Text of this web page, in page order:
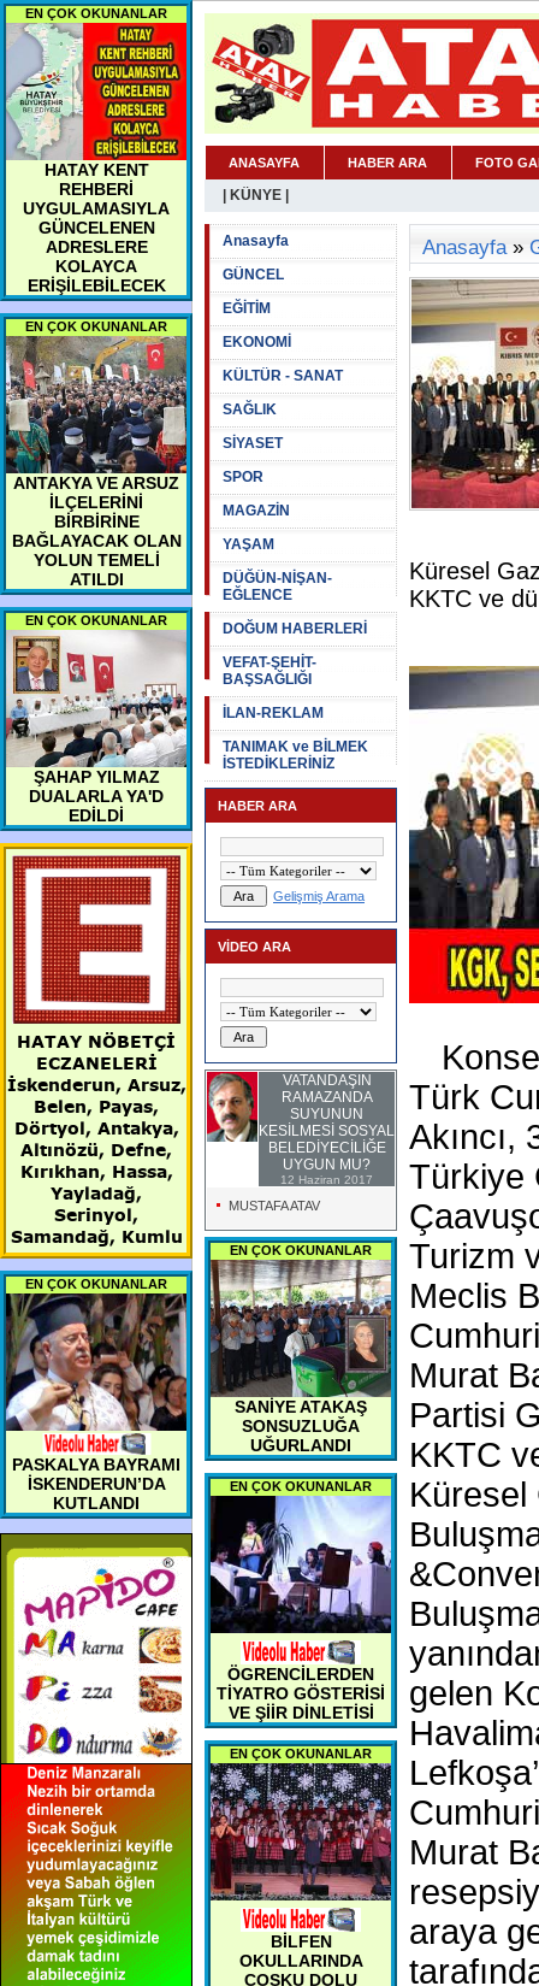
EN ÇOK OKUNANLAR
HATAY KENT
REHBERİ
UYGULAMASIYLA
GÜNCELENEN
ADRESLERE
KOLAYCA
ERİŞİLEBİLECEK
EN ÇOK OKUNANLAR
ANTAKYA VE ARSUZ
İLÇELERİNİ
BİRBİRİNE
BAĞLAYACAK OLAN
YOLUN TEMELİ
ATILDI
EN ÇOK OKUNANLAR
ŞAHAP YILMAZ
DUALARLA YA'D
EDİLDİ
HATAY NÖBETÇİ
ECZANELERİ
İskenderun, Arsuz,
Belen, Payas,
Dörtyol, Antakya,
Altınözü, Defne,
Kırıkhan, Hassa,
Yayladağ,
Serinyol,
Samandağ, Kumlu
EN ÇOK OKUNANLAR
PASKALYA BAYRAMI
İSKENDERUN’DA
KUTLANDI
ANASAYFA HABER ARA FOTO
| KÜNYE |
Anasayfa
GÜNCEL
EĞİTİM
EKONOMİ
KÜLTÜR - SANAT
SAĞLIK
SİYASET
SPOR
MAGAZİN
YAŞAM
DÜĞÜN-NİŞAN-
EĞLENCE
DOĞUM HABERLERİ
VEFAT-ŞEHİT-
BAŞSAĞLIĞI
İLAN-REKLAM
TANIMAK ve BİLMEK
İSTEDİKLERİNİZ
HABER ARA
Gelişmiş Arama
VİDEO ARA
VATANDAŞIN
RAMAZANDA
SUYUNUN
KESİLMESİ SOSYAL
BELEDİYECİLİĞE
UYGUN MU?
12 Haziran 2017
MUSTAFA ATAV
EN ÇOK OKUNANLAR
SANİYE ATAKAŞ
SONSUZLUĞA
UĞURLANDI
EN ÇOK OKUNANLAR
ÖGRENCİLERDEN
TİYATRO GÖSTERİSİ
VE ŞİİR DİNLETİSİ
EN ÇOK OKUNANLAR
BİLFEN
OKULLARINDA
COŞKU DOLU
Anasayfa»
Küresel
KKTC ve
Türk
Türkiye
Turizm
Meclis
Murat
Partisi
KKTC
Küresel
gelen
Murat
araya